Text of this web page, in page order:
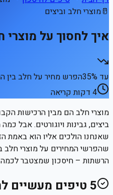
🥛מוצרי חלב וביצים
איך לחסוך על מוצרי
עד 35%
הפרש מחיר על חלב בין
4 דקות קריאה
מוצרי חלב הם מבין הרכישות
ביצים, גבינות ויוגורטים. אבל
שאנחנו הולכים אליו הוא באמת
הרשתות – חיסכון שמצטבר
5 טיפים מעשיים